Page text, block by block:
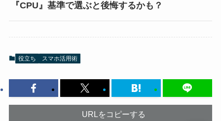
『CPU』基準で選ぶと後悔するかも？
役立ち スマホ活用術
URLをコピーする